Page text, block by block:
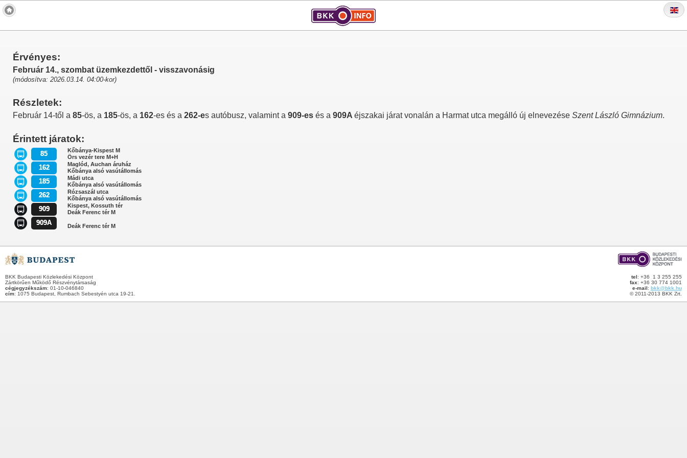
Érvényes:
Február 14., szombat üzemkezdettől - visszavonásig
(módosítva: 2026.03.14. 04:00-kor)
Részletek:
Február 14-től a 85-ös, a 185-ös, a 162-es és a 262-es autóbusz, valamint a 909-es és a 909A éjszakai járat vonalán a Harmat utca megálló új elnevezése Szent László Gimnázium.
Érintett járatok:
85
Kőbánya-Kispest M
Örs vezér tere M+H
162
Maglód, Auchan áruház
Kőbánya alsó vasútállomás
185
Mádi utca
Kőbánya alsó vasútállomás
262
Rózsaszál utca
Kőbánya alsó vasútállomás
909
Kispest, Kossuth tér
Deák Ferenc tér M
909A Deák Ferenc tér M
BKK Budapesti Közlekedési Központ
Zártkörűen Működő Részvénytársaság
cégjegyzékszám: 01-10-046840
cím: 1075 Budapest, Rumbach Sebestyén utca 19-21.
tel: +36 1 3 255 255
fax: +36 30 774 1001
e-mail: bkk@bkk.hu
© 2011-2013 BKK Zrt.